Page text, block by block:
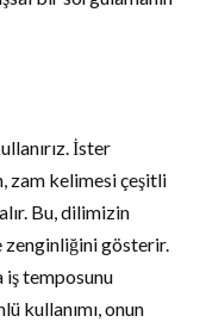
İster
zam kelimesi çeşitli
Bu, dilimizin
zenginliğini gösterir.
iş temposunu
kullanımı, onun